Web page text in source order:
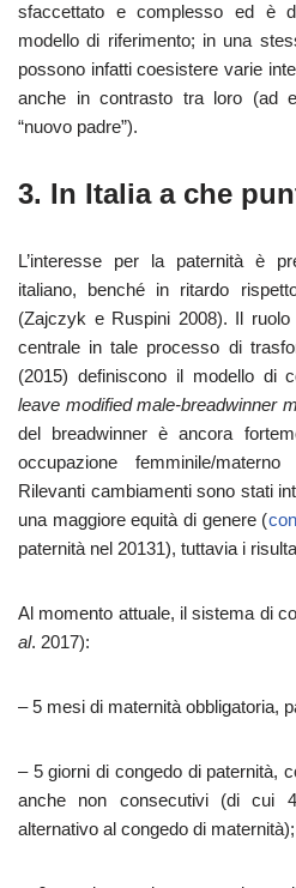
sfaccettato e complesso ed è
modello di riferimento; in una
possono infatti coesistere varie
anche in contrasto tra loro (ad
“nuovo padre”).
3. In Italia a che
L’interesse per la paternità è
italiano, benché in ritardo
(Zajczyk e Ruspini 2008). Il
centrale in tale processo di
(2015) definiscono il modello di
leave modified male-breadwinner
del breadwinner è ancora
occupazione femminile/
Rilevanti cambiamenti sono stati
una maggiore equità di genere (
paternità nel 20131), tuttavia i
Al momento attuale, il sistema di
al. 2017):
– 5 mesi di maternità obbligatoria,
– 5 giorni di congedo di paternità,
anche non consecutivi (di cui
alternativo al congedo di maternità);